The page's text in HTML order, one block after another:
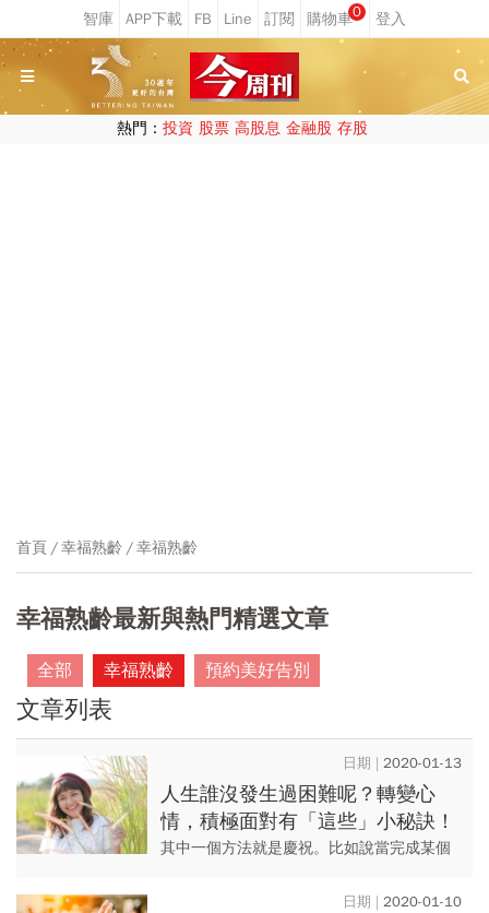
0
熱門： 投資 股票 高股息 金融股 存股
首頁 幸福熟齡 幸福熟齡
幸福熟齡最新與熱門精選文章
全部 幸福熟齡 預約美好告別
文章列表
2020-01-13
人生誰沒發生過困難呢？轉變心
情，積極面對有「這些」小秘訣！
買衣服、挑幸運色真的能「轉好
其中一個方法就是慶祝。比如說當完成某個
在事業部超水準完成了極度艱難的目標時，
2020-01-10